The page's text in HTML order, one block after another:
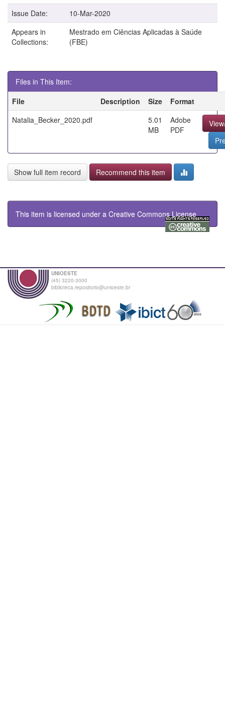
Issue Date:
10-Mar-2020
Appears in
Collections:
Mestrado em Ciências Aplicadas à Saúde
(FBE)
Files in This Item:
File
Description Size
Format
Natalia_Becker_2020.pdf
5.01
MB
Adobe
PDF
Show full item record Recommend this item
This item is licensed under a Creative Commons License
UNIOESTE
(45) 3220-3000
biblioteca.repositorio@unioeste.br